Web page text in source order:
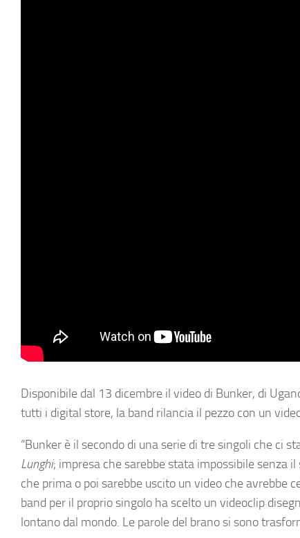
Disponibile dal 13 dicembre il video di Bunker, di
tutti i digital store, la band rilancia il pezzo con un
“Bunker è il secondo di una serie di tre singoli che ci
Lunghi; impresa che sarebbe stata impossibile senza
che prima o poi sarebbe uscito un video che avrebbe
band per il proprio singolo ha scelto un videoclip
lontano dal mondo. Le parole del brano si sono